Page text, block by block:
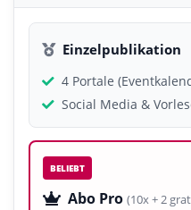
Einzelpublikation
4 Portale
Social Media &
BELIEBT
Abo Pro (10x + 2